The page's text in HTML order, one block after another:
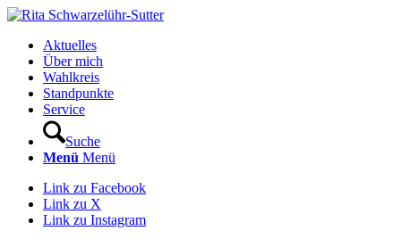
Aktuelles
Über mich
Wahlkreis
Standpunkte
Service
Suche
Menü Menü
Link zu Facebook
Link zu X
Link zu Instagram